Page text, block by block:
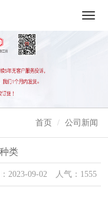
首页 公司新闻
类
2023-09-02 人气：1555